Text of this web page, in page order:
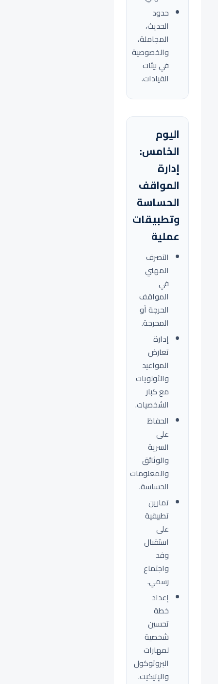
حدود
الحديث،
المجاملة،
والخصوصية
في بيئات
القيادات.
اليوم
الخامس:
إدارة
المواقف
الحساسة
وتطبيقات
عملية
التصرف
المهني
في
المواقف
الحرجة أو
المحرجة.
إدارة
تعارض
المواعيد
والأولويات
مع كبار
الشخصيات.
الحفاظ
على
السرية
والوثائق
والمعلومات
الحساسة.
تمارين
تطبيقية
على
استقبال
وفد
واجتماع
رسمي.
إعداد
خطة
تحسين
شخصية
لمهارات
البروتوكول
والإتيكيت.